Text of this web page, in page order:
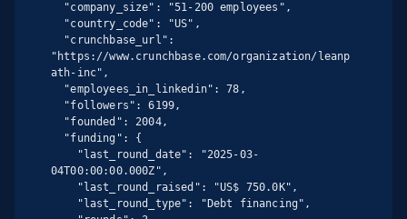
"https://www.crunchbase.com/organization/leanp
ath-inc",
04T00:00:00.000Z",